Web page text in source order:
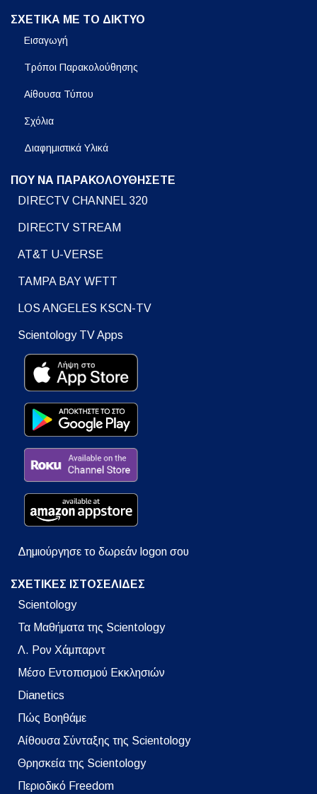
ΣΧΕΤΙΚΑ ΜΕ ΤΟ ΔΙΚΤΥΟ
Εισαγωγή
Τρόποι Παρακολούθησης
Αίθουσα Τύπου
Σχόλια
Διαφημιστικά Υλικά
ΠΟΥ ΝΑ ΠΑΡΑΚΟΛΟΥΘΗΣΕΤΕ
DIRECTV CHANNEL 320
DIRECTV STREAM
AT&T U-VERSE
TAMPA BAY WFTT
LOS ANGELES KSCN-TV
Scientology TV Apps
Δημιούργησε το δωρεάν logon σου
ΣΧΕΤΙΚΕΣ ΙΣΤΟΣΕΛΙΔΕΣ
Scientology
Τα Μαθήματα της Scientology
Λ. Ρον Χάμπαρντ
Μέσο Εντοπισμού Εκκλησιών
Dianetics
Πώς Βοηθάμε
Αίθουσα Σύνταξης της Scientology
Θρησκεία της Scientology
Περιοδικό Freedom